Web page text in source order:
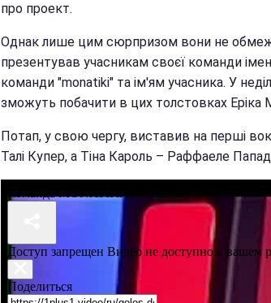
про проект.
Однак лише цим сюрпризом вони не
презентував учасникам своєї команди
команди "monatiki" та ім'ям учасника. У
зможуть побачити в цих толстовках Еріка
Потап, у свою чергу, виставив на перші
Талі Купер, а Тіна Кароль – Раффаеле